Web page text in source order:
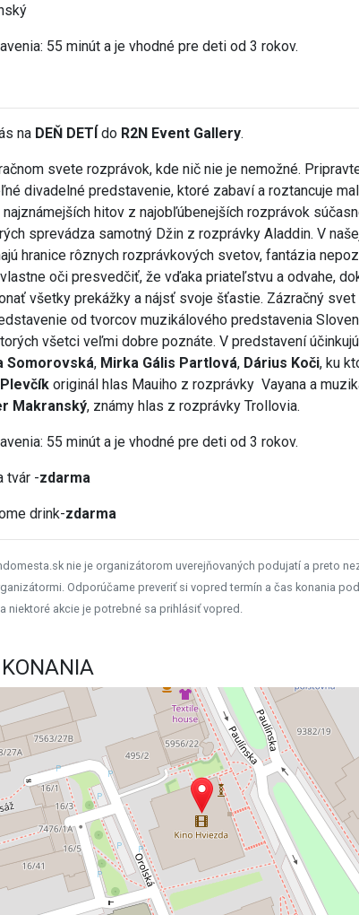
55 minút a je vhodné pre deti od 3 rokov.
na DEŇ DETÍdo R2N Event Gallery.
svete rozprávok, kde nič nie je nemožné.
divadelné predstavenie, ktoré zabaví a roztancuje
hitov z najobľúbenejších rozprávok
sprevádza samotný Džin z rozprávky Aladdin. V
hranice rôznych rozprávkových svetov, fantázia
oči presvedčiť, že vďaka priateľstvu a odvahe,
všetky prekážky a nájsť svoje šťastie. Zázračný
od tvorcov muzikálového predstavenia
všetci veľmi dobre poznáte. V predstavení
Somorovská, Mirka Gális Partlová, Dárius Koči, ku
originál hlas Mauiho z rozprávky Vayana a
Makranský, známy hlas z rozprávky Trollovia.
55 minút a je vhodné pre deti od 3 rokov.
tvár -zdarma
drink-zdarma
nie je organizátorom uverejňovaných podujatí a preto
Odporúčame preveriť si vopred termín a čas konania
niektoré akcie je potrebné sa prihlásiť vopred.